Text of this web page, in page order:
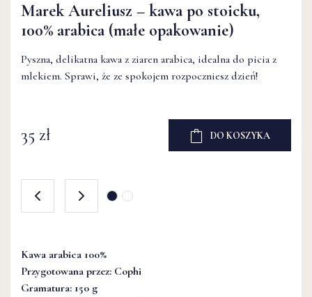
Marek Aureliusz – kawa po stoicku,
100% arabica (małe opakowanie)
Pyszna, delikatna kawa z ziaren arabica, idealna do picia z
mlekiem. Sprawi, że ze spokojem rozpoczniesz dzień!
35 zł DO KOSZYKA
Marek Aureliusz – kawa po stoicku,
100% arabica (małe opakowanie)
Pyszna, delikatna kawa z ziaren arabica, idealna do picia z
35 zł DO KOSZYKA
Kawa arabica 100%
Przygotowana przez: Cophi
Gramatura: 150 g